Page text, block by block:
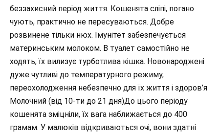
беззахисний період життя. Кошенята сліпі, погано
чують, практично не пересуваються. Добре
розвинене тільки нюх. Імунітет забезпечується
материнським молоком. В туалет самостійно не
ходять, їх вилизує турботлива кішка. Новонароджені
дуже чутливі до температурного режиму,
переохолодження небезпечно для їх життя і здоров’я
Молочний (від 10-ти до 21 дня)До цього періоду
кошенята зміцніли, їх вага наближається до 400
грамам. У малюків відкриваються очі, вони здатні